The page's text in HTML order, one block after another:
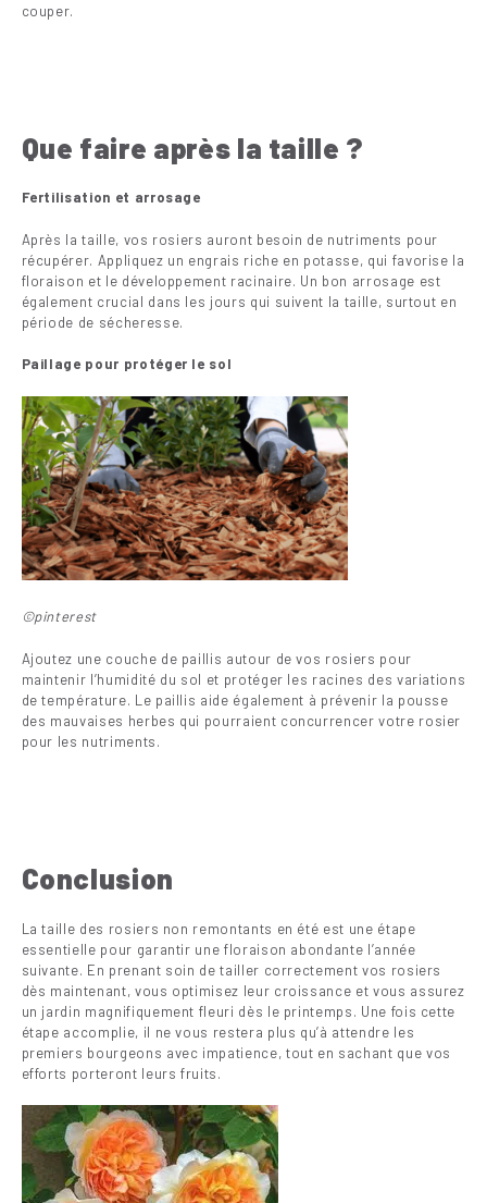
couper.
Que faire après la taille ?
Fertilisation et arrosage
Après la taille, vos rosiers auront besoin de nutriments pour
récupérer. Appliquez un engrais riche en potasse, qui favorise la
floraison et le développement racinaire. Un bon arrosage est
également crucial dans les jours qui suivent la taille, surtout en
période de sécheresse.
Paillage pour protéger le sol
©pinterest
Ajoutez une couche de paillis autour de vos rosiers pour
maintenir l’humidité du sol et protéger les racines des variations
de température. Le paillis aide également à prévenir la pousse
des mauvaises herbes qui pourraient concurrencer votre rosier
pour les nutriments.
Conclusion
La taille des rosiers non remontants en été est une étape
essentielle pour garantir une floraison abondante l’année
suivante. En prenant soin de tailler correctement vos rosiers
dès maintenant, vous optimisez leur croissance et vous assurez
un jardin magnifiquement fleuri dès le printemps. Une fois cette
étape accomplie, il ne vous restera plus qu’à attendre les
premiers bourgeons avec impatience, tout en sachant que vos
efforts porteront leurs fruits.